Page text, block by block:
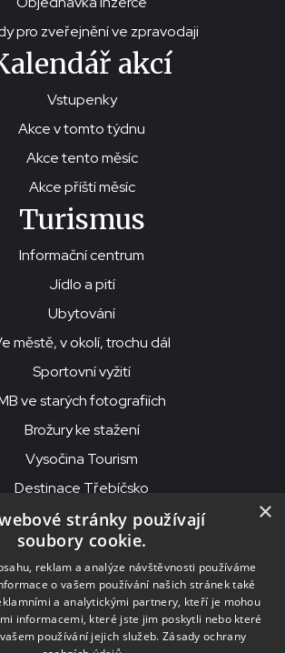
pro zveřejnění ve zpravodaji
akcí
Vstupenky
Akce v tomto týdnu
Akce tento měsíc
Akce příští měsíc
Turismus
Informační centrum
Jídlo a pití
Ubytování
městě, v okolí, trochu dál
Sportovní vyžití
ve starých fotografiích
Brožury ke stažení
Vysočina Tourism
Destinace Třebíčsko
MKS Beseda Mor. Budějovice
organizace, Purcnerova 62, 676 02
Moravské Budějovice
CZ00091758, ID datové schránky: chjn2kd
×
stránky používají
soubory cookie.
reklam a analýze návštěvnosti používáme
o vašem používání našich stránek také
a analytickými partnery, kteří je mohou
informacemi, které jste jim poskytli nebo které
používání jejich služeb. Zásady ochrany